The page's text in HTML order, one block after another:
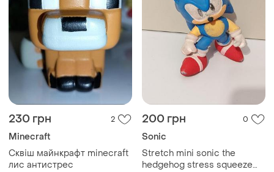
230 грн 2
Minecraft
Сквіш майнкрафт minecraft
лис антистрес
200 грн 0
Sonic
Stretch mini sonic the
hedgehog stress squeeze